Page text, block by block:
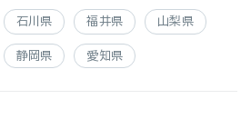
石川県 福井県 山梨県
静岡県 愛知県